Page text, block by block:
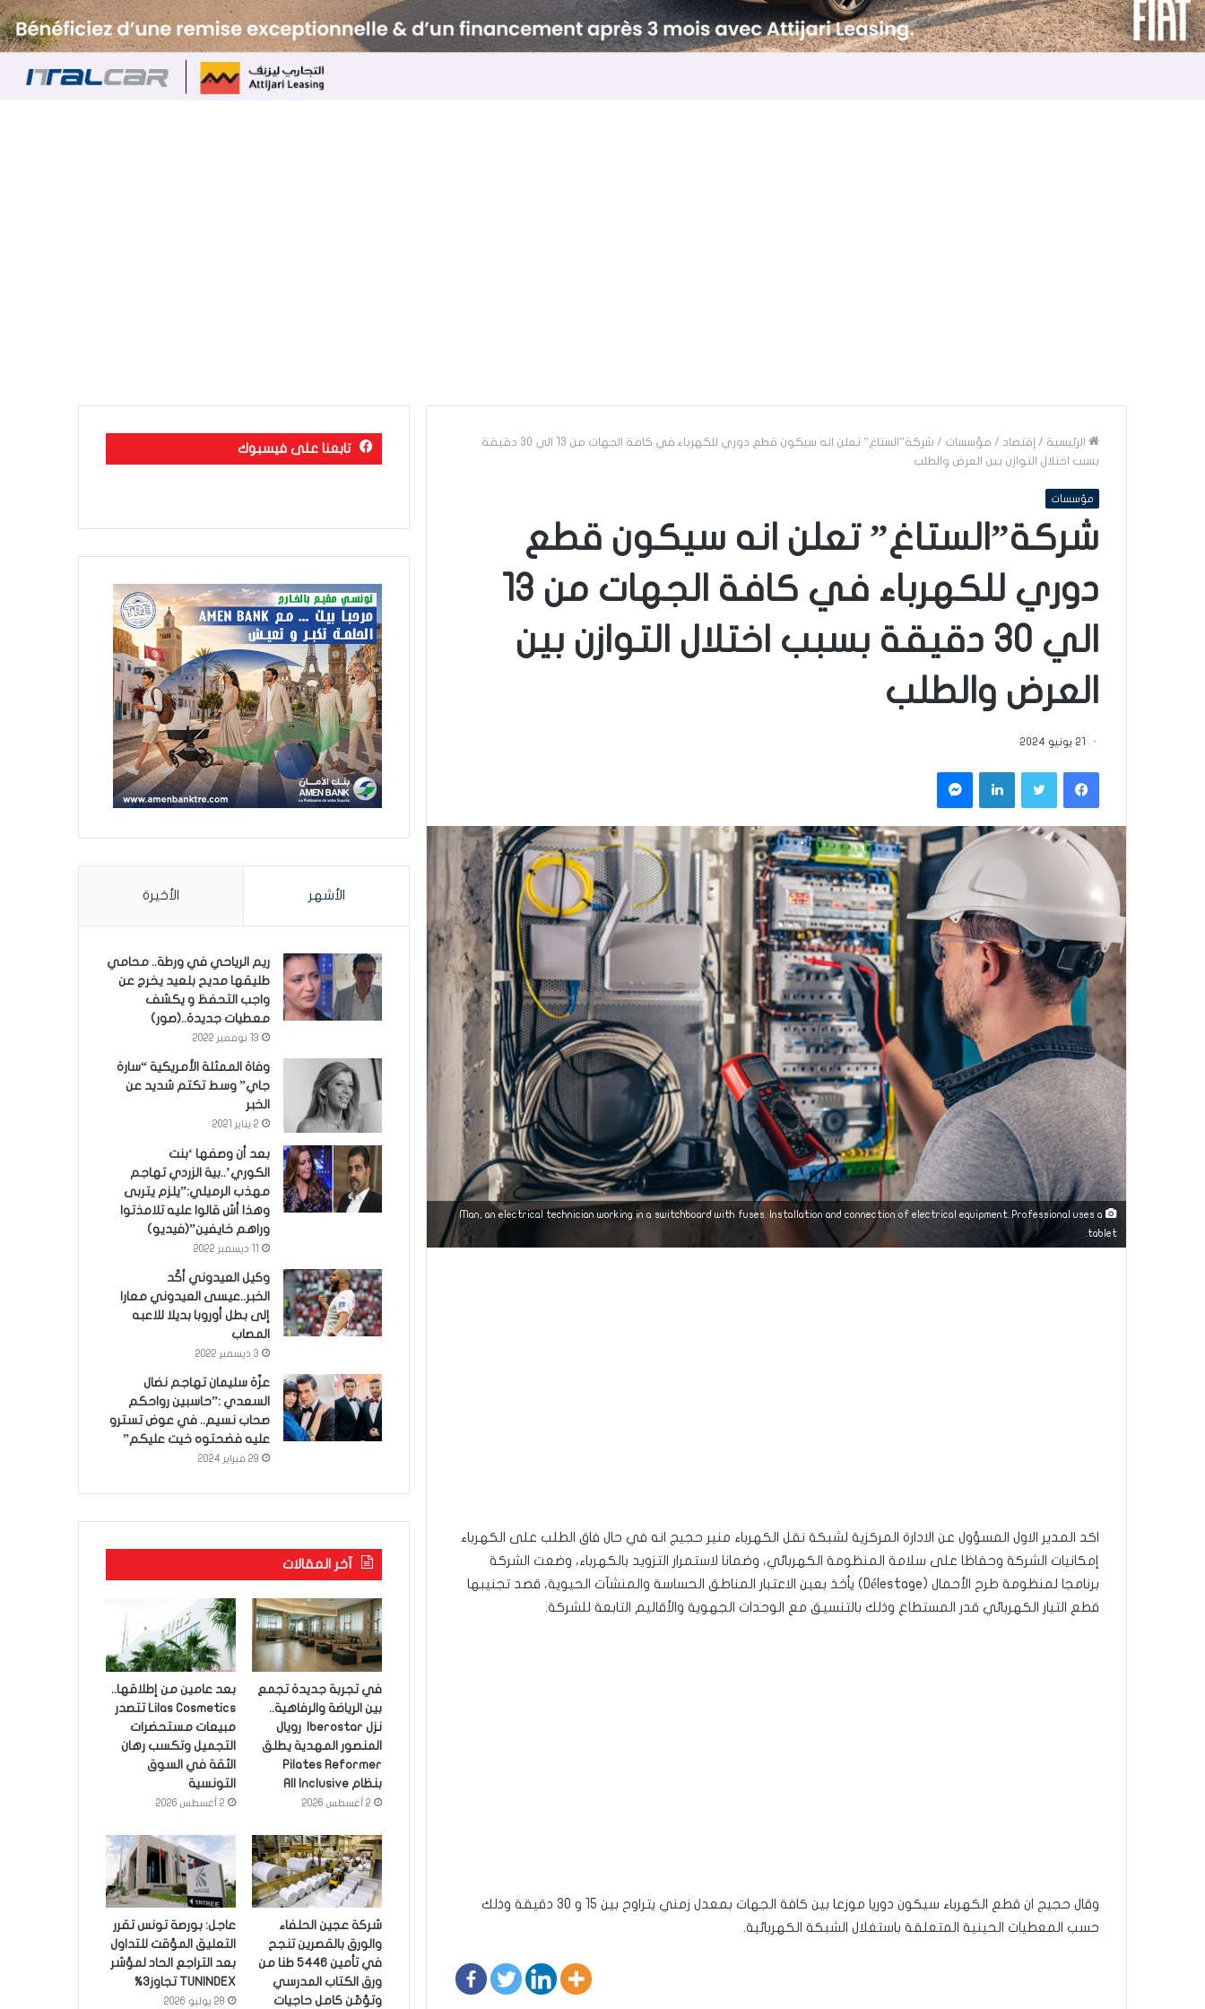
الرئيسية / إقتصاد / مؤسسات /
شركة”الستاغ” تعلن انه سيكون قطع دوري للكهرباء في كافة الجهات من 13 الي 30 دقيقة
بسبب اختلال التوازن بين العرض والطلب
مؤسسات
شركة”الستاغ” تعلن انه سيكون قطع
دوري للكهرباء في كافة الجهات من 13
الي 30 دقيقة بسبب اختلال التوازن بين
العرض والطلب
21 يونيو 2024
فيسبوكتويتر لينكدإن ماسنجر
Man, an electrical technician working in a switchboard with fuses. Installation and connection of electrical equipment. Professional uses a
tablet.
اكد المدير الاول المسؤول عن الادارة المركزية لشبكة نقل الكهرباء منير حجيج انه في حال فاق الطلب على الكهرباء
إمكانيات الشركة وحفاظا على سلامة المنظومة الكهربائي، وضمانا لاستمرار التزويد بالكهرباء، وضعت الشركة
برنامجا لمنظومة طرح الأحمال (Délestage) يأخذ بعين الاعتبار المناطق الحساسة والمنشآت الحيوية، قصد تجنيبها
قطع التيار الكهربائي قدر المستطاع وذلك بالتنسيق مع الوحدات الجهوية والأقاليم التابعة للشركة.
وقال حجيج ان قطع الكهرباء سيكون دوريا موزعا بين كافة الجهات بمعدل زمني يتراوح بين 15 و 30 دقيقة وذلك
حسب المعطيات الحينية المتعلقة باستغلال الشبكة الكهربائية.
تابعنا على فيسبوك
الأشهر الأخيرة
ريم الرياحي في ورطة.. محامي
طليقها مديح بلعيد يخرج عن
واجب التحفظ و يكشف
معطيات جديدة..(صور)
13 نوفمبر 2022
وفاة الممثلة الأمريكية “سارة
جاي” وسط تكتم شديد عن
الخبر
2 يناير 2021
بعد أن وصفها ‘بنت
الكوري’..بية الزردي تهاجم
مهذب الرميلي:”يلزم يتربى
وهذا أش قالوا عليه تلامذتوا
وراهم خايفين”(فيديو)
وكيل العيدوني أكّد
الخبر..عيسى العيدوني معارا
إلى بطل أوروبا بديلا للاعبه
المصاب
3 ديسمبر 2022
عزّة سليمان تهاجم نضال
السعدي :”حاسبين رواحكم
صحاب نسيم.. في عوض تسترو
عليه فضحتوه خيت عليكم”
29 فبراير 2024
آخر المقالات
في تجربة جديدة تجمع
بين الرياضة والرفاهية..
نزل Iberostar رويال
المنصور المهدية يطلق
Pilates Reformer
بنظام All Inclusive
2 أغسطس 2026
بعد عامين من إطلاقها..
Lilas Cosmetics تتصدر
مبيعات مستحضرات
التجميل وتكسب رهان
الثقة في السوق
التونسية
2 أغسطس 2026
شركة عجين الحلفاء
والورق بالقصرين تنجح
في تأمين 5446 طنا من
ورق الكتاب المدرسي
وتؤمّن كامل حاجيات
عاجل: بورصة تونس تقرر
التعليق المؤقت للتداول
بعد التراجع الحاد لمؤشر
TUNINDEX تجاوز3%
28 يوليو 2026